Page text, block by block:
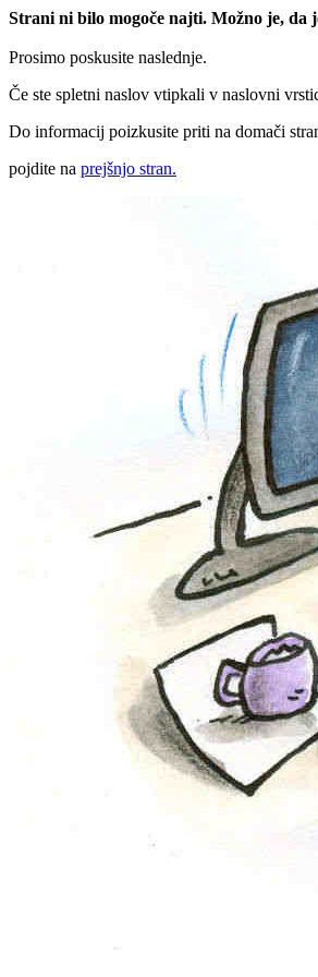
Strani ni bilo mogoče najti. Možno je, da
Prosimo poskusite naslednje.
Če ste spletni naslov vtipkali v naslovni
Do informacij poizkusite priti na domači
pojdite na prejšnjo stran.